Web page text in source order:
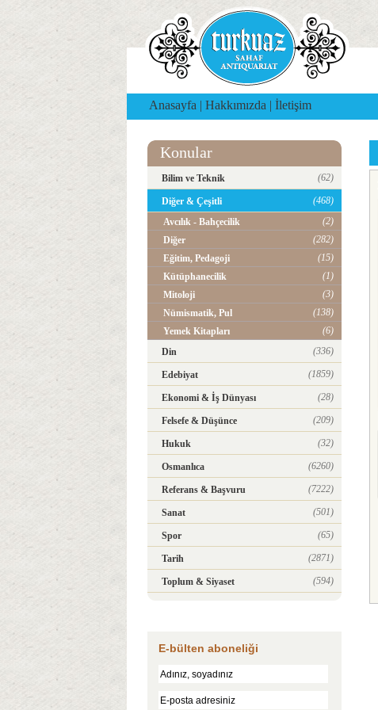
Anasayfa | Hakkımızda | İletişim
Konular
Bilim ve Teknik (62)
Diğer & Çeşitli
(468)
Avcılık - Bahçecilik
(2)
Diğer
(282)
Eğitim, Pedagoji
(15)
Kütüphanecilik
(1)
Mitoloji
(3)
Nümismatik, Pul
(138)
Yemek Kitapları
(6)
Din
(336)
Edebiyat (1859)
Ekonomi & İş Dünyası (28)
Felsefe & Düşünce (209)
Hukuk (32)
Osmanlıca (6260)
Referans & Başvuru (7222)
Sanat (501)
Spor (65)
Tarih (2871)
Toplum & Siyaset (594)
E-bülten aboneliği